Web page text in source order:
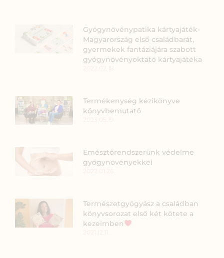
Gyógynövénypatika kártyajáték-
Magyarország első családbarát,
gyermekek fantáziájára szabott
gyógynövényoktató kártyajátéka
Termékenység kézikönyve
könyvbemutató
Emésztőrendszerünk védelme
gyógynövényekkel
Természetgyógyász a családban
könyvsorozat első két kötete a
kezeimben